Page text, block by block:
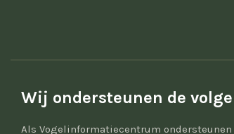
Wij ondersteunen de
Als Vogelinformatiecentrum